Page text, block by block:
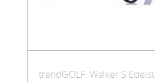
trendGOLF. Walker S